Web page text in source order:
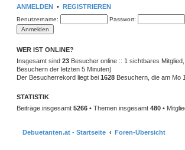
a
s
e
r
t
a
g
ANMELDEN • REGISTRIEREN
Benutzername: Passwort:
WER IST ONLINE?
Insgesamt sind 23 Besucher online :: 1 sichtbares
Besuchern der letzten 5 Minuten)
Der Besucherrekord liegt bei 1628 Besuchern, die am Mo
STATISTIK
Beiträge insgesamt 5266 • Themen insgesamt 480 •
Debuetanten.at - Startseite Foren-Übersicht